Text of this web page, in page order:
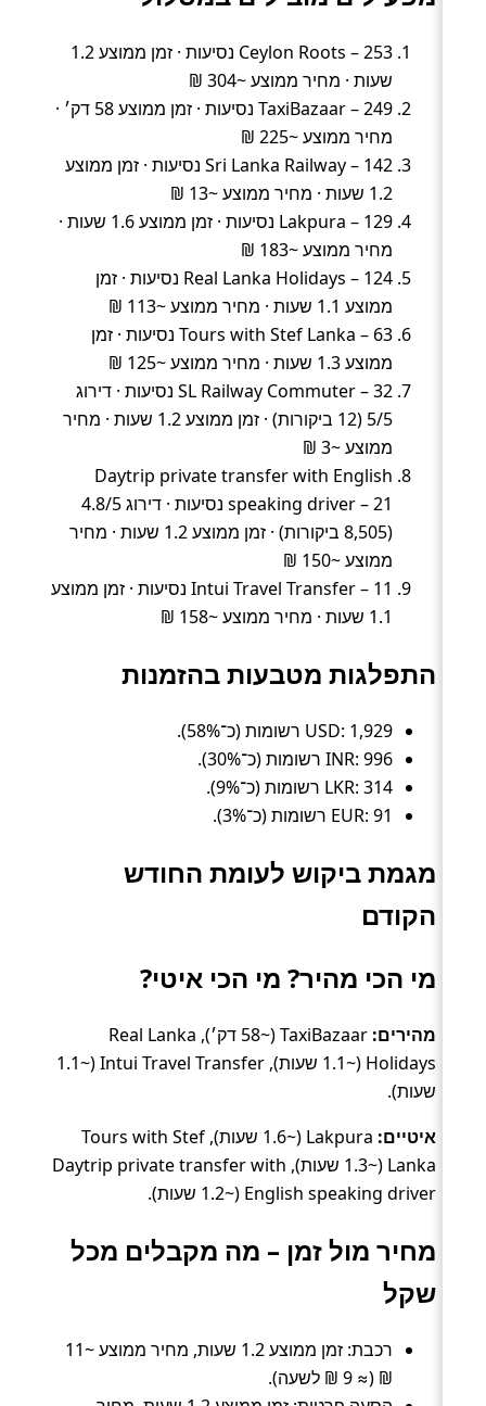
Ceylon Roots – 253 נסיעות · זמן ממוצע 1.2
שעות · מחיר ממוצע ~304 ₪
TaxiBazaar – 249 נסיעות · זמן ממוצע 58 דק׳ ·
מחיר ממוצע ~225 ₪
Sri Lanka Railway – 142 נסיעות · זמן ממוצע
1.2 שעות · מחיר ממוצע ~13 ₪
Lakpura – 129 נסיעות · זמן ממוצע 1.6 שעות ·
מחיר ממוצע ~183 ₪
Real Lanka Holidays – 124 נסיעות · זמן
ממוצע 1.1 שעות · מחיר ממוצע ~113 ₪
Tours with Stef Lanka – 63 נסיעות · זמן
ממוצע 1.3 שעות · מחיר ממוצע ~125 ₪
SL Railway Commuter – 32 נסיעות · דירוג
5/5 (12 ביקורות) · זמן ממוצע 1.2 שעות · מחיר
ממוצע ~3 ₪
Daytrip private transfer with English
speaking driver – 21 נסיעות · דירוג 4.8/5
(8,505 ביקורות) · זמן ממוצע 1.2 שעות · מחיר
ממוצע ~150 ₪
Intui Travel Transfer – 11 נסיעות · זמן ממוצע
1.1 שעות · מחיר ממוצע ~158 ₪
התפלגות מטבעות בהזמנות
USD: 1,929 רשומות (כ־58%).
INR: 996 רשומות (כ־30%).
LKR: 314 רשומות (כ־9%).
EUR: 91 רשומות (כ־3%).
מגמת ביקוש לעומת החודש
הקודם
מי הכי מהיר? מי הכי איטי?
מהירים:
TaxiBazaar (~58 דק׳), Real Lanka
Holidays (~1.1 שעות), Intui Travel Transfer (~1.1
שעות).
איטיים:
Lakpura (~1.6 שעות), Tours with Stef
Lanka (~1.3 שעות), Daytrip private transfer with
English speaking driver (~1.2 שעות).
מחיר מול זמן – מה מקבלים מכל
שקל
רכבת: זמן ממוצע 1.2 שעות, מחיר ממוצע ~11
₪ (≈ 9 ₪ לשעה).